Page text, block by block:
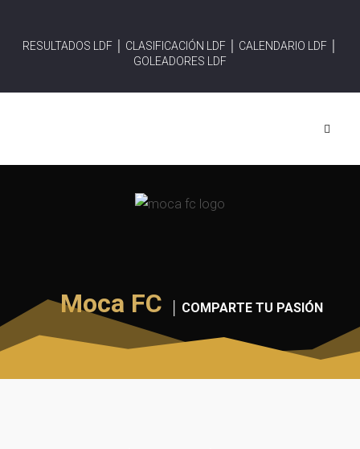
RESULTADOS LDF │ CLASIFICACIÓN LDF │ CALENDARIO LDF │
GOLEADORES LDF
Moca FC │ COMPARTE TU PASIÓN